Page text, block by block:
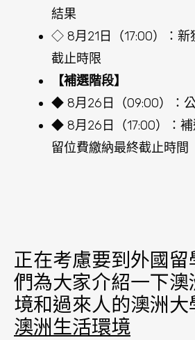
結果
◇ 8月21日（17:00）：新
截止時限
【補選階段】
◆ 8月26日（09:00）：
◆ 8月26日（17:00）：
留位費繳納最終截止時間
正在考慮要到外國
們為大家介紹一下
境和過來人的澳洲大
澳洲生活環境